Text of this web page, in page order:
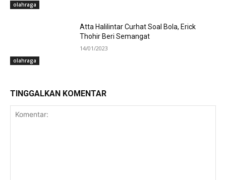
olahraga
olahraga
Atta Halilintar Curhat Soal Bola, Erick
Thohir Beri Semangat
14/01/2023
TINGGALKAN KOMENTAR